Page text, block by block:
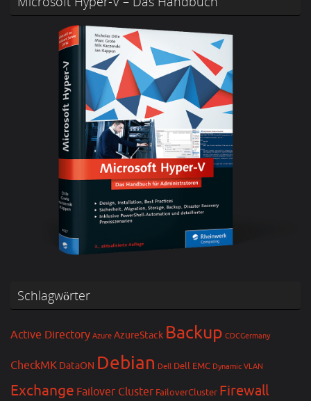
Schlagwörter
Active Directory Azure AzureStack Backup CDCGermany
CheckMK DataON Debian Dell Dell EMC Dynamic VLAN
Exchange Failover Cluster FailoverCluster Firewall